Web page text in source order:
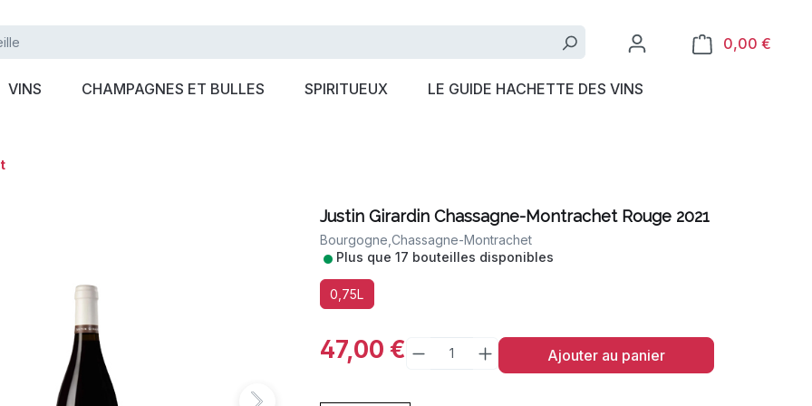
0,00 €
VINS CHAMPAGNES ET BULLES SPIRITUEUX LE GUIDE HACHETTE DES VINS
Justin Girardin Chassagne-Montrachet Rouge 2021
Bourgogne, Chassagne-Montrachet
•Plus que 17 bouteilles disponibles
0,75L
47,00 € Ajouter au panier